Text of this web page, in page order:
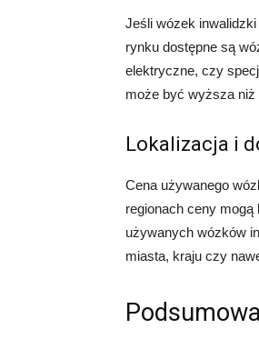
Jeśli wózek
rynku dostępne są
elektryczne, czy
może być wyższa niż
Lokalizacja i
Cena używanego
regionach ceny
używanych wózków
miasta, kraju czy